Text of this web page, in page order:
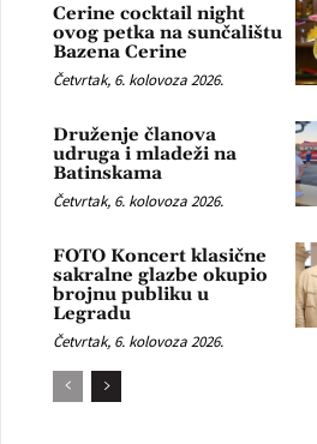
Cerine cocktail night
ovog petka na sunčalištu
Bazena Cerine
Četvrtak, 6. kolovoza 2026.
Druženje članova
udruga i mladeži na
Batinskama
Četvrtak, 6. kolovoza 2026.
FOTO Koncert klasične
sakralne glazbe okupio
brojnu publiku u
Legradu
Četvrtak, 6. kolovoza 2026.